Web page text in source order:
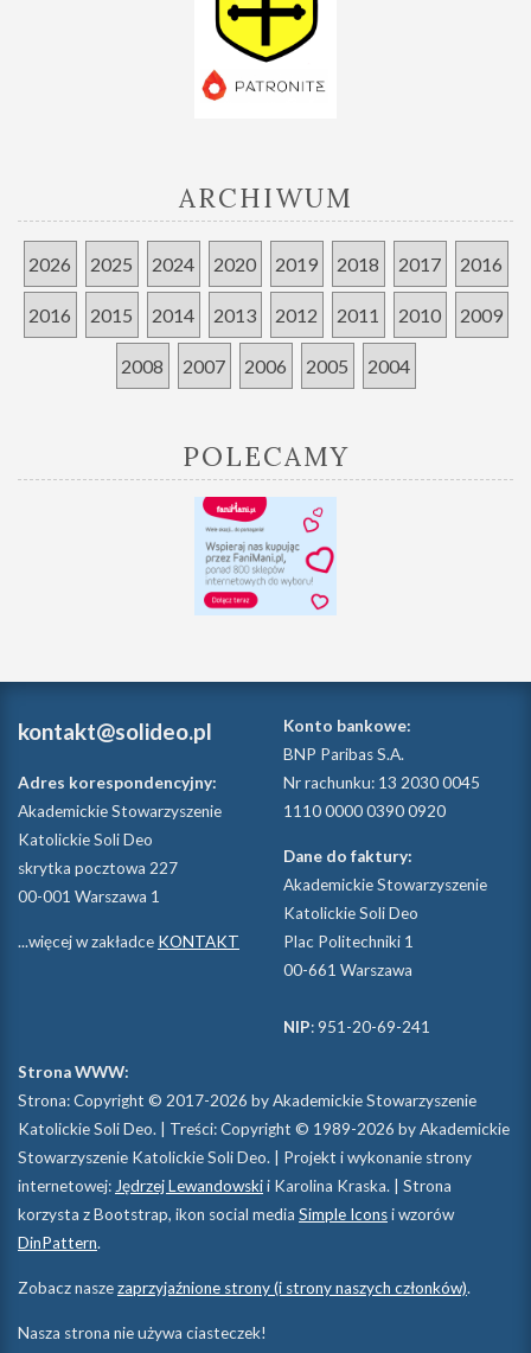
ARCHIWUM
2026 2025 2024 2020 2019 2018 2017 2016
2016 2015 2014 2013 2012 2011 2010 2009
2008 2007 2006 2005 2004
POLECAMY
kontakt@solideo.pl
Adres korespondencyjny:
Akademickie Stowarzyszenie
Katolickie Soli Deo
skrytka pocztowa 227
00-001 Warszawa 1
...więcej w zakładce KONTAKT
Konto bankowe:
BNP Paribas S.A.
Nr rachunku: 13 2030 0045
1110 0000 0390 0920
Dane do faktury:
Akademickie Stowarzyszenie
Katolickie Soli Deo
Plac Politechniki 1
00-661 Warszawa
NIP: 951-20-69-241
Strona WWW:
Strona: Copyright © 2017-2026 by Akademickie Stowarzyszenie
Katolickie Soli Deo. | Treści: Copyright © 1989-2026 by Akademickie
Stowarzyszenie Katolickie Soli Deo. | Projekt i wykonanie strony
internetowej: Jędrzej Lewandowskii Karolina Kraska. | Strona
korzysta z Bootstrap, ikon social media Simple Iconsi wzorów
DinPattern.
Zobacz naszezaprzyjaźnione strony (i strony naszych członków).
Nasza strona nie używa ciasteczek!